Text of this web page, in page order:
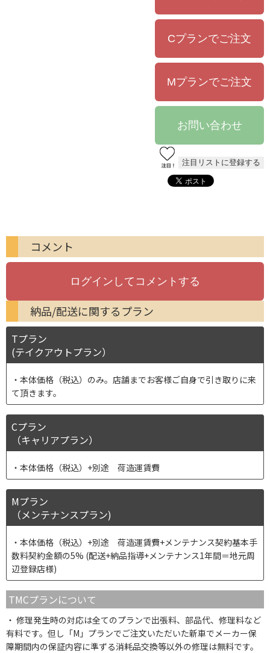
コメント
納品/配送に関するプラン
Tプラン
(テイクアウトプラン）
本体価格（税込）のみ。店舗までお客様ご自身で引き取りに来
て頂きます。
Cプラン
（キャリアプラン）
本体価格（税込）+別途 荷造運賃費
Mプラン
（メンテナンスプラン)
本体価格（税込）+別途 荷造運賃費+メンテナンス契約基本手
数料契約金額の5% (配送+納品指導+メンテナンス1年間＝地元周
辺登録店様)
TMCプランについて
修理発生時の対応は全てのプランで出張料、部品代、修理料など
有料です。但し「M」プランでご注文いただいた新車でメーカー保
障期間内の保証内容に準ずる消耗品交換等以外の修理は無料です。